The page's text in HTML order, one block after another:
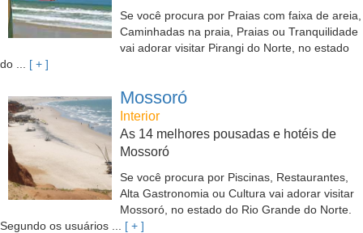
Se você procura por Praias com faixa de areia,
Caminhadas na praia, Praias ou Tranquilidade
vai adorar visitar Pirangi do Norte, no estado
do ... [ + ]
Mossoró
Interior
As 14 melhores pousadas e hotéis de
Mossoró
Se você procura por Piscinas, Restaurantes,
Alta Gastronomia ou Cultura vai adorar visitar
Mossoró, no estado do Rio Grande do Norte.
Segundo os usuários ... [ + ]